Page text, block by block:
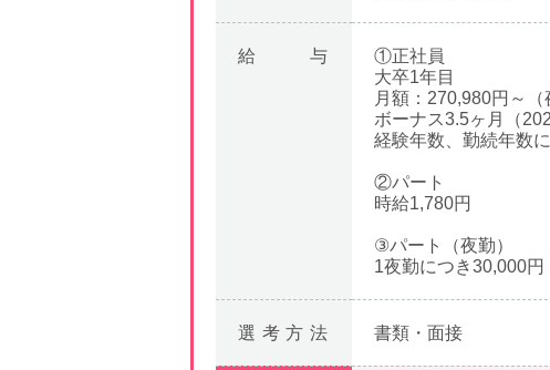
給与
①正社員
大卒1年目
月額：270,980円～（
ボーナス3.5ヶ月（
経験年数、勤続年数
②パート
時給1,780円
③パート（夜勤）
1夜勤につき30,000円
選考方法 書類・面接